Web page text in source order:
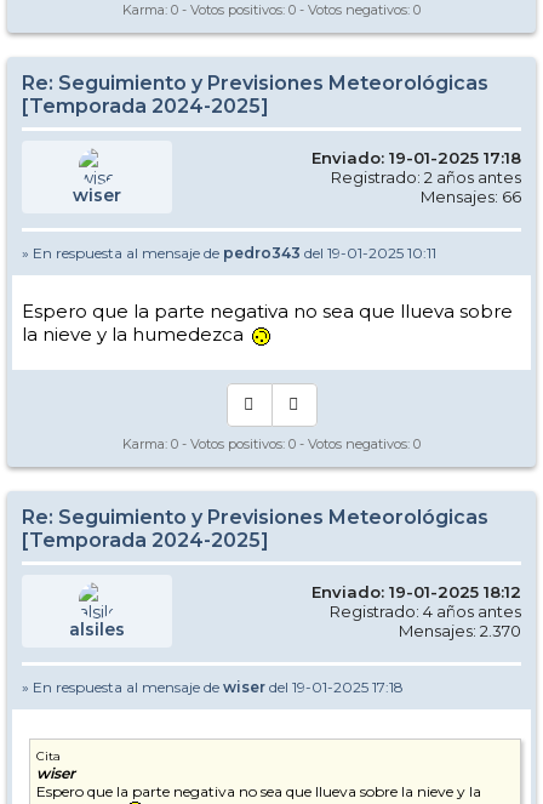
Karma: 0 - Votos positivos: 0 - Votos negativos: 0
Re: Seguimiento y Previsiones Meteorológicas
[Temporada 2024-2025]
wiser
Enviado: 19-01-2025 17:18
Registrado: 2 años antes
Mensajes: 66
» En respuesta al mensaje de pedro343 del 19-01-2025 10:11
Espero que la parte negativa no sea que llueva sobre
la nieve y la humedezca
Karma: 0 - Votos positivos: 0 - Votos negativos: 0
Re: Seguimiento y Previsiones Meteorológicas
[Temporada 2024-2025]
alsiles
Enviado: 19-01-2025 18:12
Registrado: 4 años antes
Mensajes: 2.370
» En respuesta al mensaje de wiser del 19-01-2025 17:18
Cita
wiser
Espero que la parte negativa no sea que llueva sobre la nieve y la